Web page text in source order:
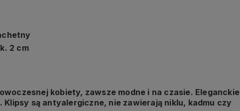
2 cm
kobiety, zawsze modne i na czasie. Eleganckie
są antyalergiczne, nie zawierają niklu, kadmu czy